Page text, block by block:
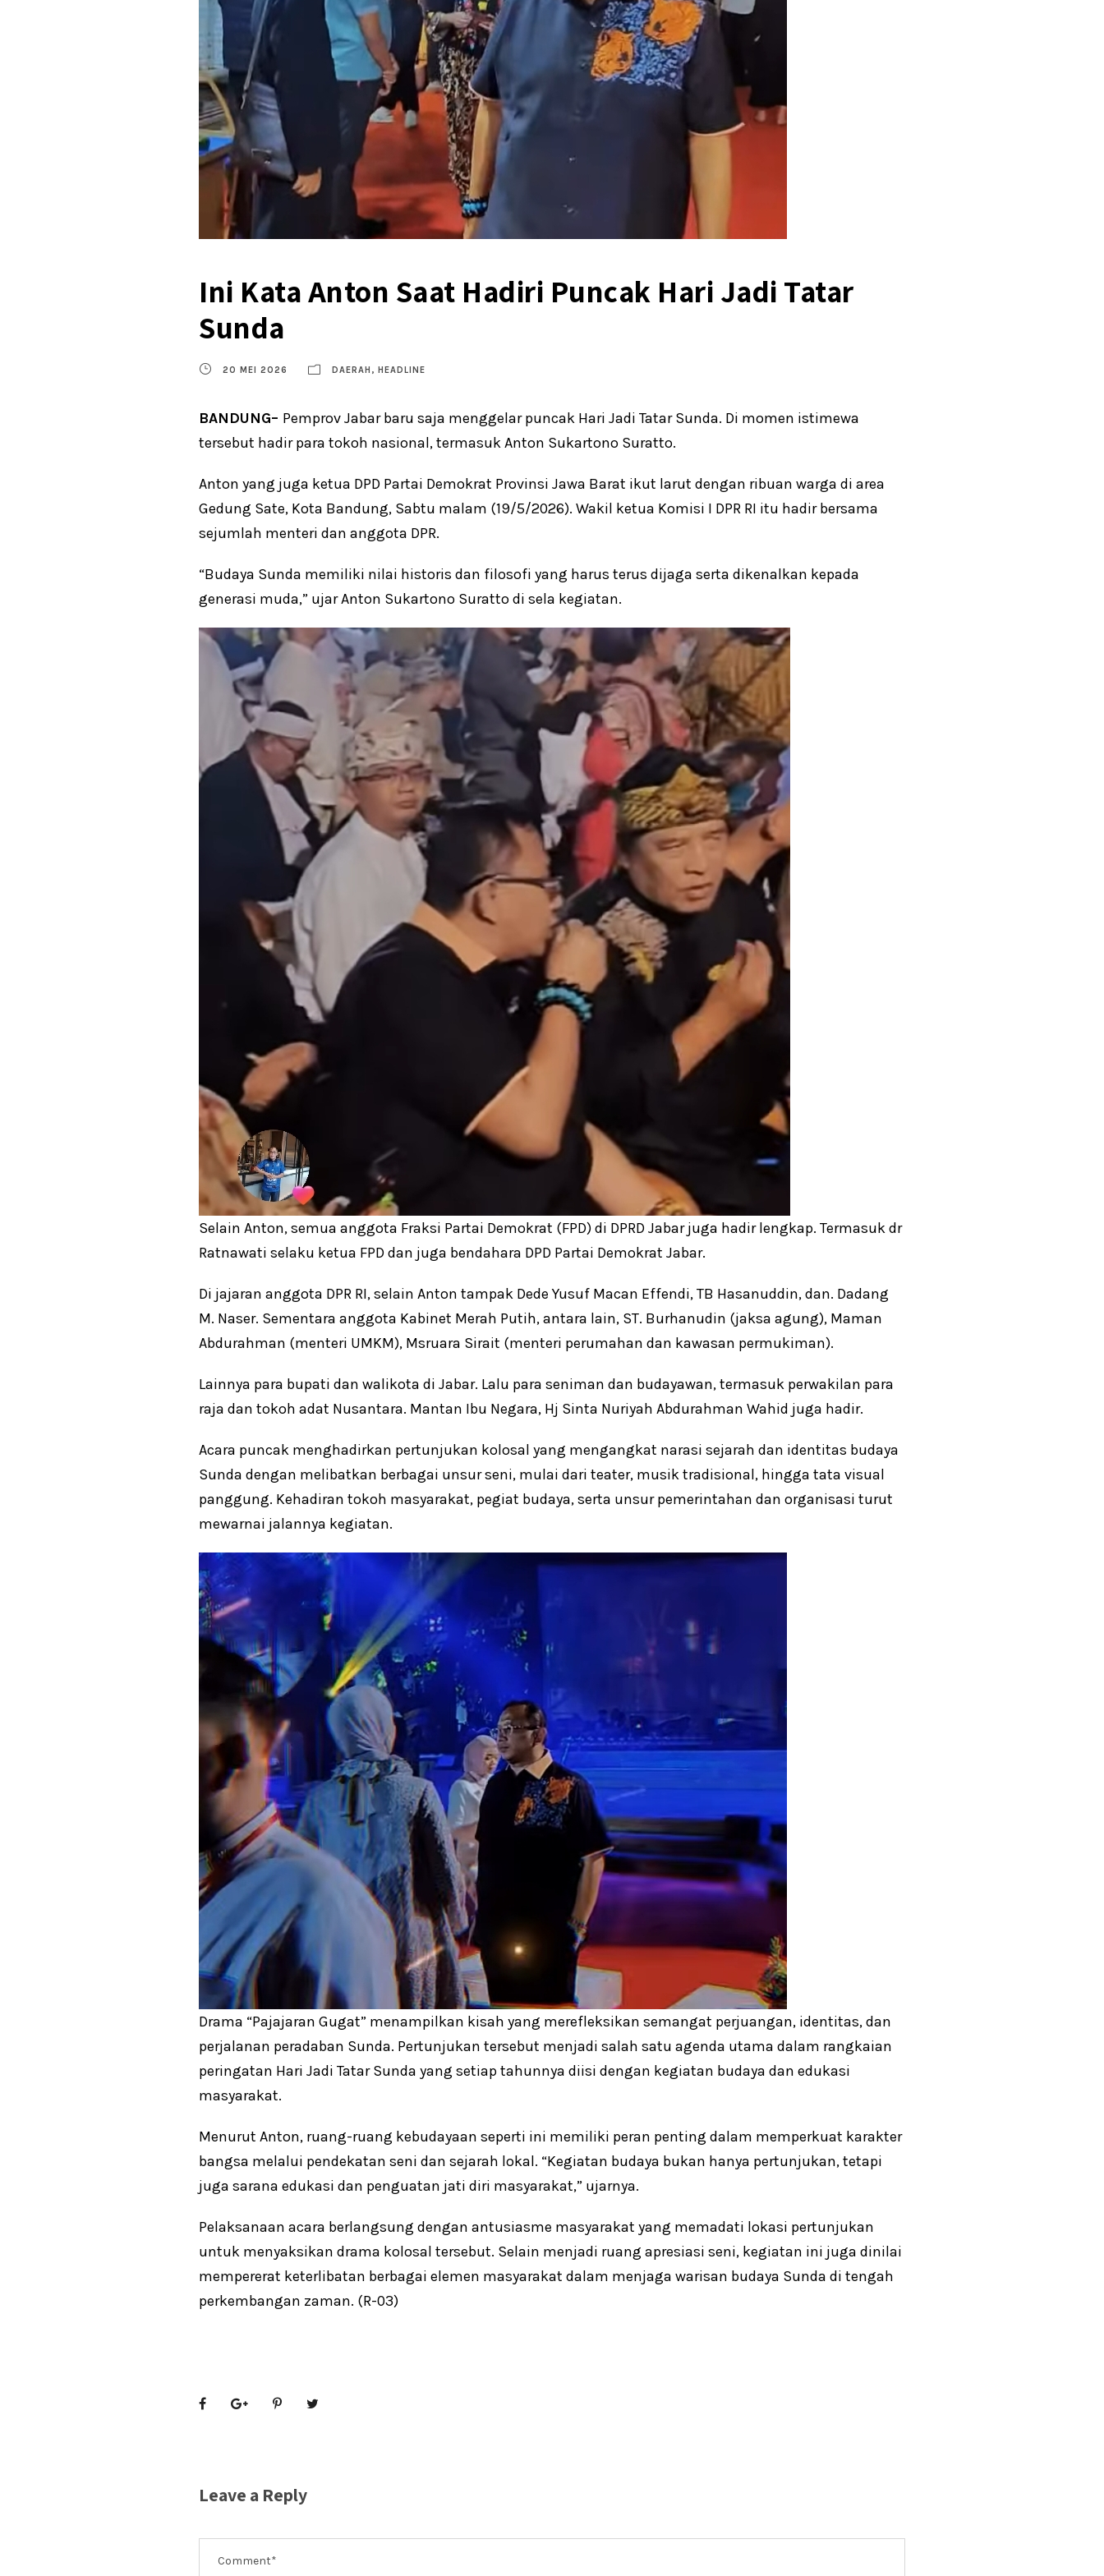
Ini Kata Anton Saat Hadiri Puncak Hari Jadi Tatar
Sunda
20 MEI 2026 DAERAH , HEADLINE
BANDUNG– Pemprov Jabar baru saja menggelar puncak Hari Jadi Tatar Sunda. Di momen istimewa
tersebut hadir para tokoh nasional, termasuk Anton Sukartono Suratto.
Anton yang juga ketua DPD Partai Demokrat Provinsi Jawa Barat ikut larut dengan ribuan warga di area
Gedung Sate, Kota Bandung, Sabtu malam (19/5/2026). Wakil ketua Komisi I DPR RI itu hadir bersama
sejumlah menteri dan anggota DPR.
“Budaya Sunda memiliki nilai historis dan filosofi yang harus terus dijaga serta dikenalkan kepada
generasi muda,” ujar Anton Sukartono Suratto di sela kegiatan.
Selain Anton, semua anggota Fraksi Partai Demokrat (FPD) di DPRD Jabar juga hadir lengkap. Termasuk dr
Ratnawati selaku ketua FPD dan juga bendahara DPD Partai Demokrat Jabar.
Di jajaran anggota DPR RI, selain Anton tampak Dede Yusuf Macan Effendi, TB Hasanuddin, dan. Dadang
M. Naser. Sementara anggota Kabinet Merah Putih, antara lain, ST. Burhanudin (jaksa agung), Maman
Abdurahman (menteri UMKM), Msruara Sirait (menteri perumahan dan kawasan permukiman).
Lainnya para bupati dan walikota di Jabar. Lalu para seniman dan budayawan, termasuk perwakilan para
raja dan tokoh adat Nusantara. Mantan Ibu Negara, Hj Sinta Nuriyah Abdurahman Wahid juga hadir.
Acara puncak menghadirkan pertunjukan kolosal yang mengangkat narasi sejarah dan identitas budaya
Sunda dengan melibatkan berbagai unsur seni, mulai dari teater, musik tradisional, hingga tata visual
panggung. Kehadiran tokoh masyarakat, pegiat budaya, serta unsur pemerintahan dan organisasi turut
mewarnai jalannya kegiatan.
Drama “Pajajaran Gugat” menampilkan kisah yang merefleksikan semangat perjuangan, identitas, dan
perjalanan peradaban Sunda. Pertunjukan tersebut menjadi salah satu agenda utama dalam rangkaian
peringatan Hari Jadi Tatar Sunda yang setiap tahunnya diisi dengan kegiatan budaya dan edukasi
masyarakat.
Menurut Anton, ruang-ruang kebudayaan seperti ini memiliki peran penting dalam memperkuat karakter
bangsa melalui pendekatan seni dan sejarah lokal. “Kegiatan budaya bukan hanya pertunjukan, tetapi
juga sarana edukasi dan penguatan jati diri masyarakat,” ujarnya.
Pelaksanaan acara berlangsung dengan antusiasme masyarakat yang memadati lokasi pertunjukan
untuk menyaksikan drama kolosal tersebut. Selain menjadi ruang apresiasi seni, kegiatan ini juga dinilai
mempererat keterlibatan berbagai elemen masyarakat dalam menjaga warisan budaya Sunda di tengah
perkembangan zaman. (R-03)
Leave a Reply